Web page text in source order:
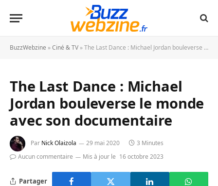
BuzzWebzine »Ciné & TV »The Last Dance : Michael Jordan bouleverse le monde avec son documentaire
The Last Dance : Michael
Jordan bouleverse le monde
avec son documentaire
Par Nick Olaizola 29 mai 2020
3 Minutes
Aucun commentaire
Mis à jour le 16 octobre 2023
Partager